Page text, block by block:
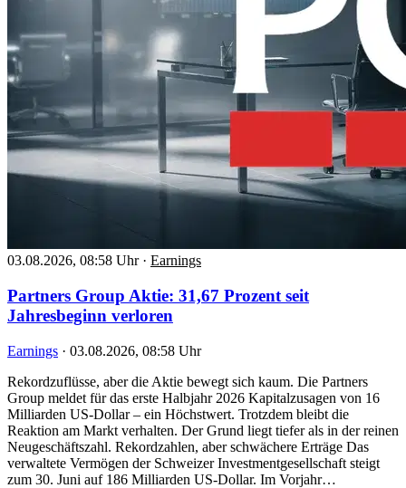
03.08.2026, 08:58 Uhr · Earnings
Partners Group Aktie: 31,67 Prozent seit
Jahresbeginn verloren
Earnings · 03.08.2026, 08:58 Uhr
Rekordzuflüsse, aber die Aktie bewegt sich kaum. Die Partners
Group meldet für das erste Halbjahr 2026 Kapitalzusagen von 16
Milliarden US-Dollar – ein Höchstwert. Trotzdem bleibt die
Reaktion am Markt verhalten. Der Grund liegt tiefer als in der reinen
Neugeschäftszahl. Rekordzahlen, aber schwächere Erträge Das
verwaltete Vermögen der Schweizer Investmentgesellschaft steigt
zum 30. Juni auf 186 Milliarden US-Dollar. Im Vorjahr…